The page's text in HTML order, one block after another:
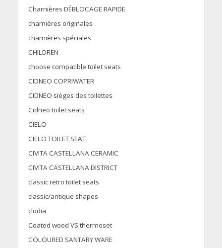
Charnières DÉBLOCAGE RAPIDE
charnières originales
charnières spéciales
CHILDREN
choose compatible toilet seats
CIDNEO COPRIWATER
CIDNEO sièges des toilettes
Cidneo toilet seats
CIELO
CIELO TOILET SEAT
CIVITA CASTELLANA CERAMIC
CIVITA CASTELLANA DISTRICT
classic retro toilet seats
classic/antique shapes
clodia
Coated wood VS thermoset
COLOURED SANTARY WARE